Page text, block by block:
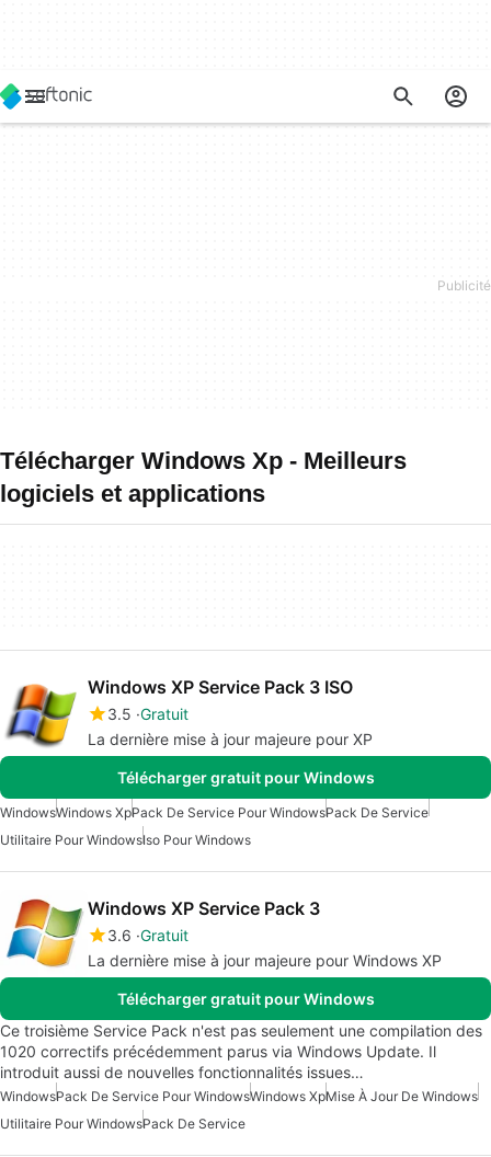
Télécharger Windows Xp - Meilleurs
logiciels et applications
Windows XP Service Pack 3 ISO
3.5 Gratuit
La dernière mise à jour majeure pour XP
Télécharger gratuit pour Windows
WindowsWindows XpPack De Service Pour WindowsPack De Service
Utilitaire Pour WindowsIso Pour Windows
Windows XP Service Pack 3
3.6 Gratuit
La dernière mise à jour majeure pour Windows XP
Télécharger gratuit pour Windows
Ce troisième Service Pack n'est pas seulement une compilation des
1020 correctifs précédemment parus via Windows Update. Il
introduit aussi de nouvelles fonctionnalités issues…
WindowsPack De Service Pour WindowsWindows XpMise À Jour De Windows
Utilitaire Pour WindowsPack De Service